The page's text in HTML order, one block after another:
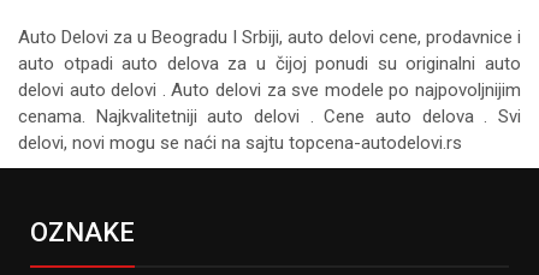
Auto Delovi za u Beogradu I Srbiji, auto delovi cene, prodavnice i
auto otpadi auto delova za u čijoj ponudi su originalni auto
delovi auto delovi . Auto delovi za sve modele po najpovoljnijim
cenama. Najkvalitetniji auto delovi . Cene auto delova . Svi
delovi, novi mogu se naći na sajtu topcena-autodelovi.rs
OZNAKE